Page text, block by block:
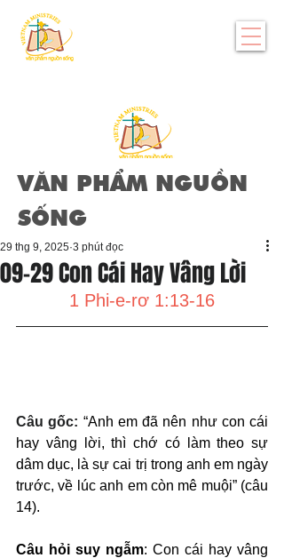
VĂN PHẨM NGUỒN
SỐNG
09-29 Con Cái Hay Vâng Lời
29 thg 9, 2025 3 phút đọc
1 Phi-e-rơ 1:13-16
Câu gốc: “Anh em đã nên như con cái
hay vâng lời, thì chớ có làm theo sự
dâm dục, là sự cai trị trong anh em ngày
trước, về lúc anh em còn mê muội” (câu
14).
Câu hỏi suy ngẫm: Con cái hay vâng